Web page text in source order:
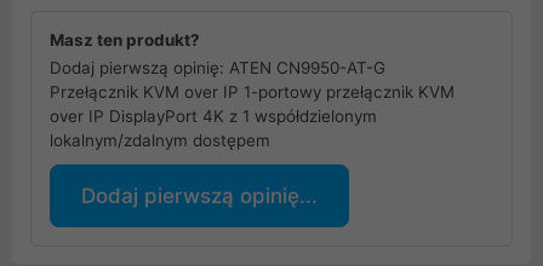
Masz ten produkt?
Dodaj pierwszą opinię: ATEN CN9950-AT-G
Przełącznik KVM over IP 1-portowy przełącznik KVM
over IP DisplayPort 4K z 1 współdzielonym
lokalnym/zdalnym dostępem
Dodaj pierwszą opinię...